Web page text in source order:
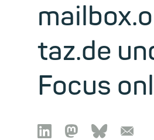
taz.de
Focus
 🦣︎ 🦋︎ 📧︎